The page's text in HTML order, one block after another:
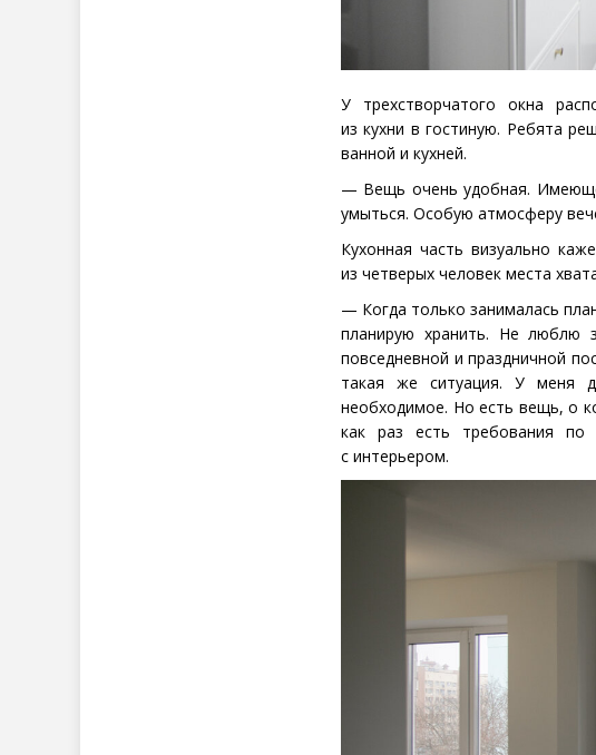
У трехстворчатого окна
из кухни в гостиную. Ребята
ванной и кухней.
— Вещь очень удобная.
умыться. Особую атмосферу
Кухонная часть визуально
из четверых человек места
— Когда только занималась
планирую хранить. Не люблю
повседневной и праздничной
такая же ситуация. У меня
необходимое. Но есть вещь, о
как раз есть требования
с интерьером.